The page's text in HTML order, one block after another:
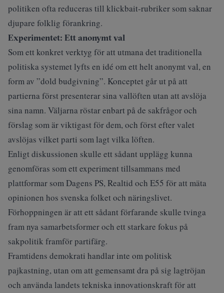
politiken ofta reduceras till klickbait-rubriker som saknar
djupare folklig förankring.
Experimentet: Ett anonymt val
Som ett konkret verktyg för att utmana det traditionella
politiska systemet lyfts en idé om ett helt anonymt val, en
form av ”dold budgivning”. Konceptet går ut på att
partierna först presenterar sina vallöften utan att avslöja
sina namn. Väljarna röstar enbart på de sakfrågor och
förslag som är viktigast för dem, och först efter valet
avslöjas vilket parti som lagt vilka löften.
Enligt diskussionen skulle ett sådant upplägg kunna
genomföras som ett experiment tillsammans med
plattformar som Dagens PS, Realtid och E55 för att mäta
opinionen hos svenska folket och näringslivet.
Förhoppningen är att ett sådant förfarande skulle tvinga
fram nya samarbetsformer och ett starkare fokus på
sakpolitik framför partifärg.
Framtidens demokrati handlar inte om politisk
pajkastning, utan om att gemensamt dra på sig lagtröjan
och använda landets tekniska innovationskraft för att